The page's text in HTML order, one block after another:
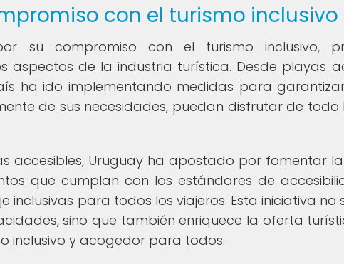
con el turismo inclusivo
su compromiso con el turismo inclusivo,
aspectos de la industria turística. Desde playas
ha ido implementando medidas para
de sus necesidades, puedan disfrutar de
accesibles, Uruguay ha apostado por fomentar
que cumplan con los estándares de
inclusivas para todos los viajeros. Esta iniciativa no
sino que también enriquece la oferta
inclusivo y acogedor para todos.